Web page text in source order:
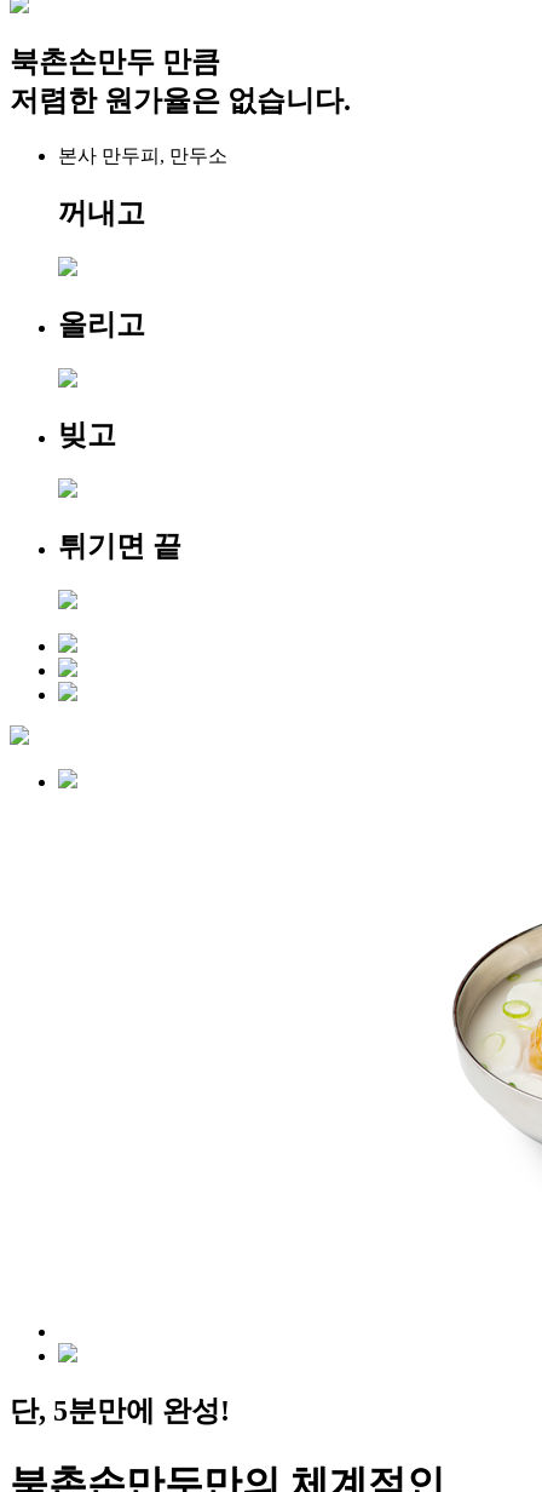
북촌손만두 만큼
저렴한 원가율은 없습니다.
본사 만두피, 만두소
꺼내고
올리고
빚고
튀기면 끝
단, 5분만에 완성!
북촌손만두만의 체계적인